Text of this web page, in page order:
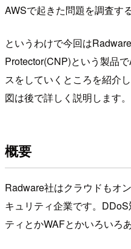
AWSで起きた問題を調査す
というわけで今回は
Protector(CNP)という製品
スをしていくところを紹介
図は後で詳しく説明します。
概要
Radware社はクラウドもオ
キュリティ企業です。
ティとかWAFとかいろいろ